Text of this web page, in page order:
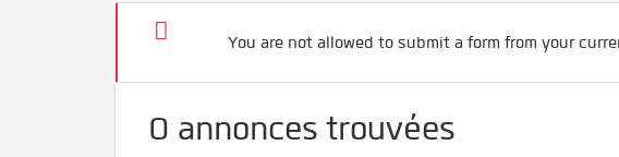
You are not allowed to submit a form from your
0 annonces trouvées